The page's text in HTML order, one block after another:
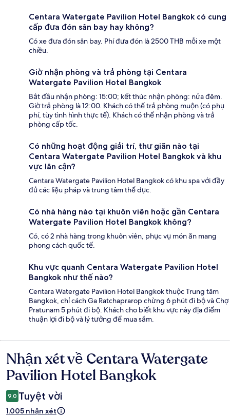
Centara Watergate Pavilion Hotel Bangkok có cung
cấp đưa đón sân bay hay không?
Có xe đưa đón sân bay. Phí đưa đón là 2500 THB mỗi xe một
chiều.
Giờ nhận phòng và trả phòng tại Centara
Watergate Pavilion Hotel Bangkok
Bắt đầu nhận phòng: 15:00; kết thúc nhận phòng: nửa đêm.
Giờ trả phòng là 12:00. Khách có thể trả phòng muộn (có phụ
phí, tùy tình hình thực tế). Khách có thể nhận phòng và trả
phòng cấp tốc.
Có những hoạt động giải trí, thư giãn nào tại
Centara Watergate Pavilion Hotel Bangkok và khu
vực lân cận?
Centara Watergate Pavilion Hotel Bangkok có khu spa với đầy
đủ các liệu pháp và trung tâm thể dục.
Có nhà hàng nào tại khuôn viên hoặc gần Centara
Watergate Pavilion Hotel Bangkok không?
Có, có 2 nhà hàng trong khuôn viên, phục vụ món ăn mang
phong cách quốc tế.
Khu vực quanh Centara Watergate Pavilion Hotel
Bangkok như thế nào?
Centara Watergate Pavilion Hotel Bangkok thuộc Trung tâm
Bangkok, chỉ cách Ga Ratchaprarop chừng 6 phút đi bộ và Chợ
Pratunam 5 phút đi bộ. Khách cho biết khu vực này địa điểm
thuận lợi đi bộ và lý tưởng để mua sắm.
Nhận
xét
Nhận xét về Centara Watergate
Pavilion Hotel Bangkok
9,0 Tuyệt vời
1.005 nhận xét